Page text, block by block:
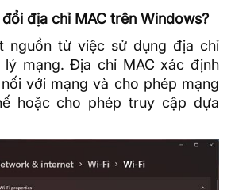
địa chỉ MAC trên Windows?
nguồn từ việc sử dụng địa chỉ
lý mạng. Địa chỉ MAC xác định
với mạng và cho phép mạng
hoặc cho phép truy cập dựa